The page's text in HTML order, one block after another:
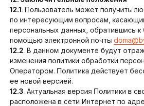
12.1. Пользователь может получить
по интересующим вопросам,
персональных данных, обратившись к
помощью электронной почты
12.2. В данном документе будут
изменения политики обработки
Оператором. Политика действует
ее новой версией.
12.3. Актуальная версия Политики в
расположена в сети Интернет по